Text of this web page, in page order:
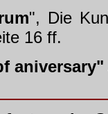
", Die
16 ff.
aniversary"